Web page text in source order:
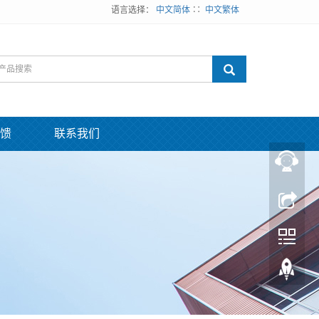
语言选择： 中文简体 ∷ 中文繁体
联系我们